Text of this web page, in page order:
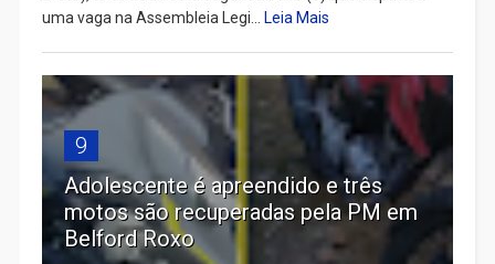
uma vaga na Assembleia Legi...
Leia Mais
9
Adolescente é apreendido e três
motos são recuperadas pela PM em
Belford Roxo